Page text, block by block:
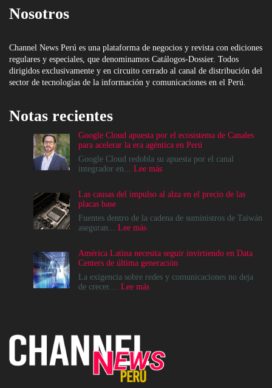
Nosotros
Channel News Perú es una plataforma de negocios y revista con ediciones
regulares y especiales, que denominamos Catálogos-Dossier. Todos
dirigidos exclusivamente y en circuito cerrado al canal de distribución del
sector de tecnologías de la información y comunicaciones en el Perú.
Notas recientes
Google Cloud apuesta por el ecosistema de Canales
para acelerar la era agéntica en Perú
Google Cloud redobla su apuesta por el canal
integrador en... Lee más:
apuesta
el
para
acelerar
la
era
Las causas del impulso al alza en el precio de las
placas base
Fuentes dentro de la cadena de suministros de Taiwán
aseguran... Lee más:
del
impulso
al
alza
base
América Latina necesita seguir invirtiendo en Data
Centers de última generación
La exigencia sobre redes y comunicaciones no deja
de crecer.... Lee más:
Data
Centers
de